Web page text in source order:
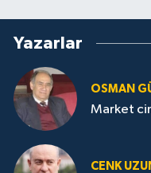
Yazarlar
OSMAN
Market
CENK